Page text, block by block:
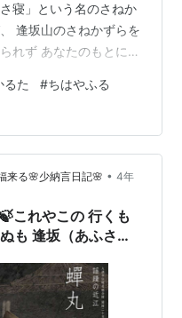
寝」という名のさねか
逢坂山のさねかずらを
れず あなたのもとにい
のさだかた（873～
大臣となる。 屋敷が
条右大臣と呼ばれまし
臣のいくつかの和歌
れています。 藤原兼…
るた #ちはやふる
来る🌸少納言日記🌸 • 4年
これやこの 行くも
も 逢坂（あふさ